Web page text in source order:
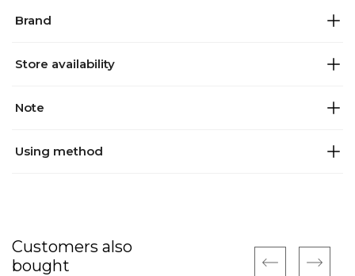
Brand
Store availability
Note
Using method
Customers also
bought